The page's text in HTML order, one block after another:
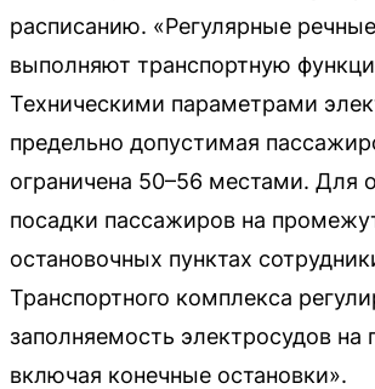
расписанию. «Регулярные
выполняют транспортную
Техническими параметрами
предельно допустимая
ограничена 50–56 местами. Для
посадки пассажиров на
остановочных пунктах
Транспортного комплекса
заполняемость электросудов на
включая конечные остановки».